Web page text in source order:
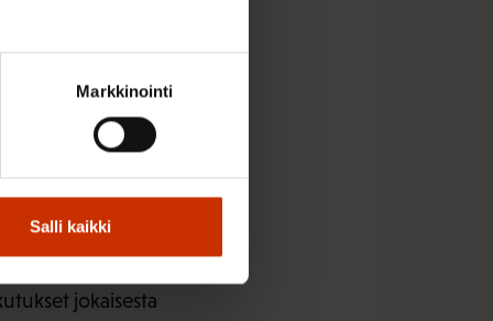
Markkinointi
Salli kaikki
toimitti esitykset
porrastusta
sanoo.
jokaisesta